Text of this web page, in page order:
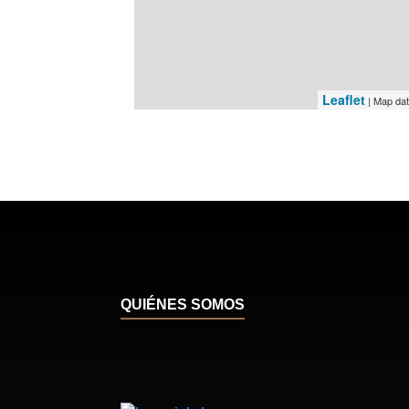
Leaflet | Map
QUIÉNES SOMOS